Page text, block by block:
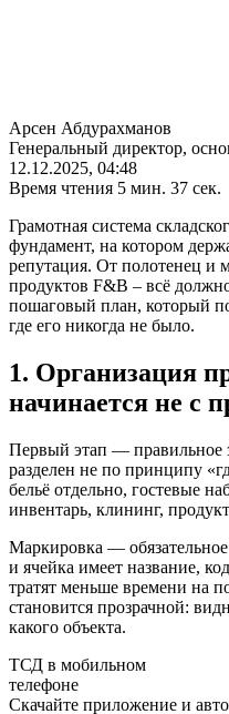
Арсен Абдурахманов
Генеральный директор,
12.12.2025, 04:48
Время чтения 5 мин. 37 сек.
Грамотная система
фундамент, на котором
репутация. От полотенец и
продуктов F&B – всё
пошаговый план, который
где его никогда не было.
1. Организация
начинается не с
Первый этап — правильное
разделен не по принципу
бельё отдельно, гостевые
инвентарь, клининг,
Маркировка —
и ячейка имеет название,
тратят меньше времени на
становится прозрачной:
какого объекта.
ТСД в мобильном
телефоне
Скачайте приложение и